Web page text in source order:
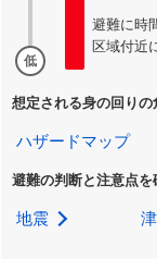
低
避難に時
区域付近
想定される身の回りの
ハザードマップ
避難の判断と注意点を
地震